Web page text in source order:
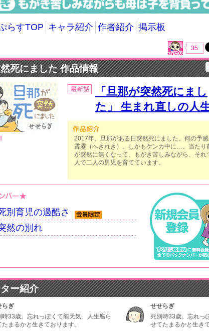
らすTOP キャラ紹介 作者紹介 掲示板
35
死にました 作品情報
「旦那が突然死にまし
た」 生まれ直しの人
2017年、旦那がある日突然死にました。何の予
霹靂（へきれき）。しかもケンカ中に…。当たり
が突然に無くなって、もがき苦しみながら、それ
人で二人の男児を育てています。
育児の過酷さ
然の別れ
ー紹介
らぎ
時33歳。忘れっぽくて能天気。人生腐ら
たまるかと生きております。
せせらぎ
死別時33歳。忘れっ
せてたまるかと生き